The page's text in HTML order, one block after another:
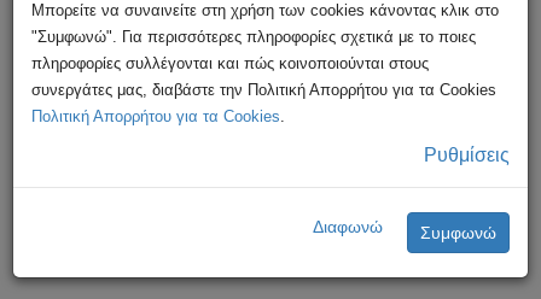
HOME Ανακοινώσεις
ΠΡΟΣΟΧΗ – Διαδικτυακή απάτη
με παραπλανητικά μηνύματα
Μπορείτε να συναινείτε στη χρήση των cookies κάνοντας κλικ στο
"Συμφωνώ". Για περισσότερες πληροφορίες σχετικά με το ποιες
πληροφορίες συλλέγονται και πώς κοινοποιούνται στους
συνεργάτες μας, διαβάστε την Πολιτική Απορρήτου για τα Cookies
Πολιτική Απορρήτου για τα Cookies.
Ρυθμίσεις
Διαφωνώ Συμφωνώ